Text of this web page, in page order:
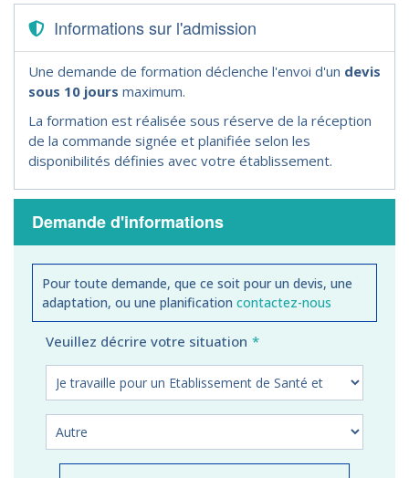
Informations sur l'admission
Une demande de formation déclenche l'envoi d'un devis
sous 10 jours maximum.
La formation est réalisée sous réserve de la réception
de la commande signée et planifiée selon les
disponibilités définies avec votre établissement.
Demande d'informations
Pour toute demande, que ce soit pour un devis, une
adaptation, ou une planification contactez-nous
Veuillez décrire votre situation